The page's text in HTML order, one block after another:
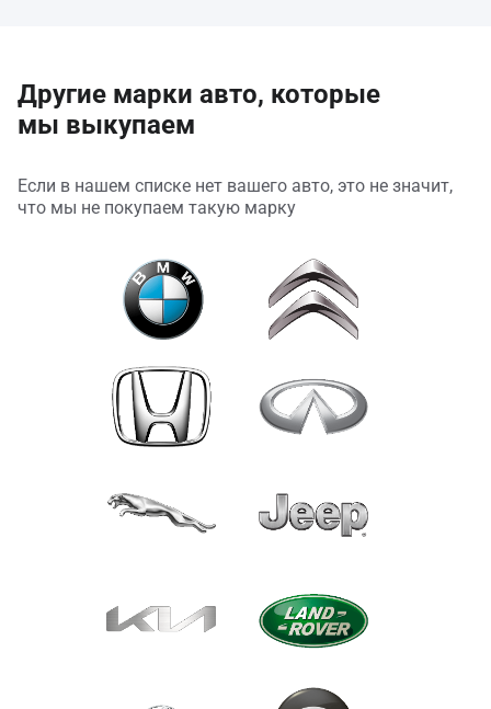
Другие марки авто, которые
мы выкупаем
Если в нашем списке нет вашего авто, это не значит,
что мы не покупаем такую марку